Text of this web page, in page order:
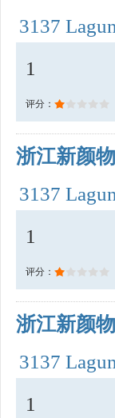
3137
1
评分：
浙江新颜
3137
1
评分：
浙江新颜
3137
1